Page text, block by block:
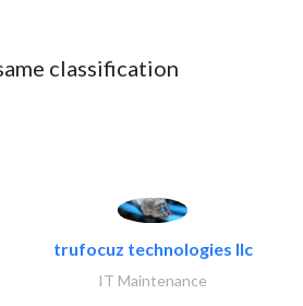
classification
trufocuz technologies llc
IT Maintenance